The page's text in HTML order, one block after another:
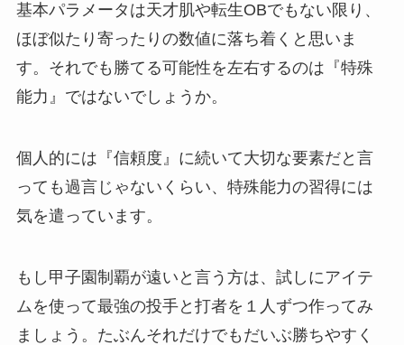
基本パラメータは天才肌や転生OBでもない限り、
ほぼ似たり寄ったりの数値に落ち着くと思いま
す。それでも勝てる可能性を左右するのは『特殊
能力』ではないでしょうか。
個人的には『信頼度』に続いて大切な要素だと言
っても過言じゃないくらい、特殊能力の習得には
気を遣っています。
もし甲子園制覇が遠いと言う方は、試しにアイテ
ムを使って最強の投手と打者を１人ずつ作ってみ
ましょう。たぶんそれだけでもだいぶ勝ちやすく